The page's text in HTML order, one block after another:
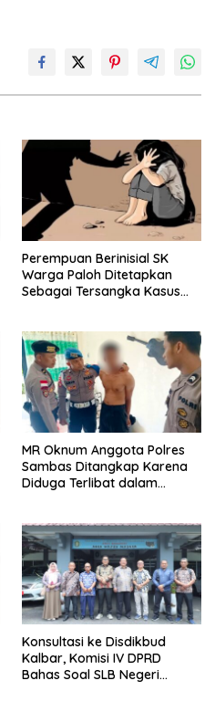
Perempuan Berinisial SK
Warga Paloh Ditetapkan
Sebagai Tersangka Kasus
MR Oknum Anggota Polres
Sambas Ditangkap Karena
Diduga Terlibat dalam
Konsultasi ke Disdikbud
Kalbar, Komisi IV DPRD
Bahas Soal SLB Negeri